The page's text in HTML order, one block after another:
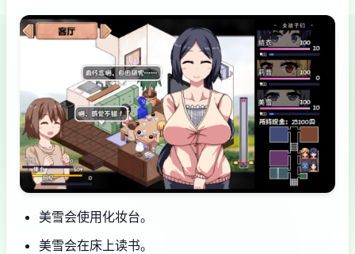
美雪会使用化妆台。
美雪会在床上读书。